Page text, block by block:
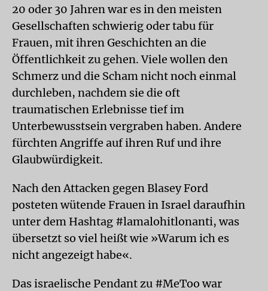
20 oder 30 Jahren war es in den meisten
Gesellschaften schwierig oder tabu für
Frauen, mit ihren Geschichten an die
Öffentlichkeit zu gehen. Viele wollen den
Schmerz und die Scham nicht noch einmal
durchleben, nachdem sie die oft
traumatischen Erlebnisse tief im
Unterbewusstsein vergraben haben. Andere
fürchten Angriffe auf ihren Ruf und ihre
Glaubwürdigkeit.
Nach den Attacken gegen Blasey Ford
posteten wütende Frauen in Israel daraufhin
unter dem Hashtag #lamalohitlonanti, was
übersetzt so viel heißt wie »Warum ich es
nicht angezeigt habe«.
Das israelische Pendant zu #MeToo war